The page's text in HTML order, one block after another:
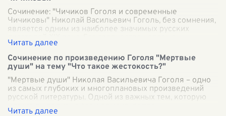
Сочинение: "Чичиков Гоголя и современные
Чичиковы" Николай Васильевич Гоголь, без сомнения,
является одним из наиболее значимых русских
писателей XIX века. Его творчество непремен
Сочинение по произведению Гоголя "Мертвые
души" на тему "Что такое жестокость?"
"Мертвые души" Николая Васильевича Гоголя – одно
из самых глубоких и многоплановых произведений
русской литературы. Одной из важных тем, которую
можно выделить в этом романе, являе